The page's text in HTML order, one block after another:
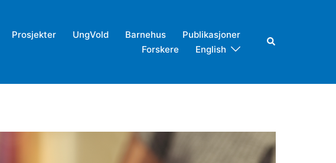
Prosjekter UngVold Barnehus
Publikasjoner
Forskere
English
Search